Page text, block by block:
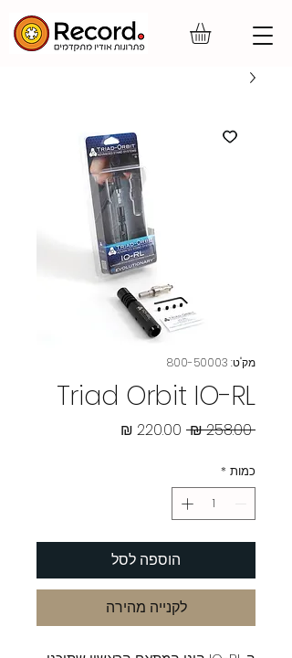
מק"ט: 800-50003
Triad Orbit IO-RL
‏258.00 ‏₪
מחיר
כמות *
הוספה לסל
לקנייה מהירה